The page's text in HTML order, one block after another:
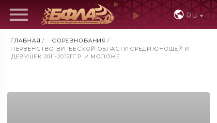
RU
ГЛАВНАЯ / СОРЕВНОВАНИЯ /
ПЕРВЕНСТВО ВИТЕБСКОЙ ОБЛАСТИ СРЕДИ ЮНОШЕЙ И
ДЕВУШЕК 2011-2012ГГ.Р. И МОЛОЖЕ